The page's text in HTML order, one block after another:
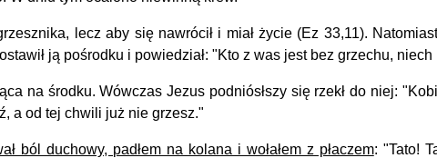
lecz aby się nawrócił i miał życie (Ez 33,11).
ją pośrodku i powiedział: "Kto z was jest bez grzechu,
na środku. Wówczas Jezus podniósłszy się rzekł do niej:
a od tej chwili już nie grzesz."
ból duchowy, padłem na kolana i wołałem z płaczem: "Tato!